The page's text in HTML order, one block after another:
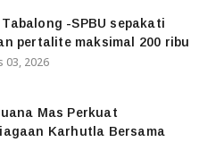
Tabalong -SPBU sepakati
pertalite maksimal 200 ribu
03, 2026
Mas Perkuat
Karhutla Bersama